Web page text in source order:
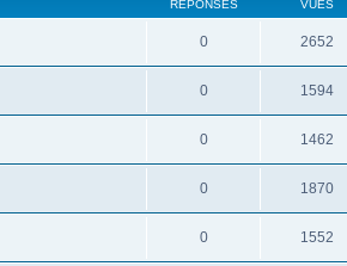
RÉPONSES VUES
0 2652
0 1594
0 1462
0 1870
0 1552